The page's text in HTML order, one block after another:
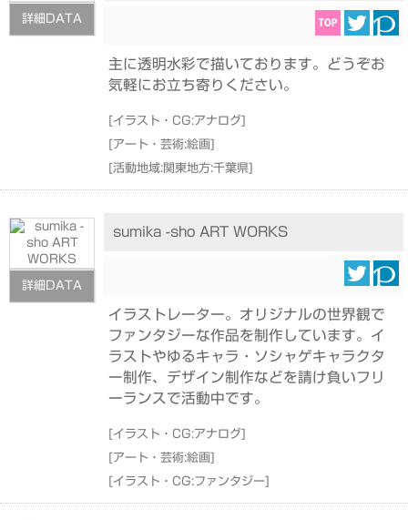
詳細DATA
主に透明水彩で描いております。どうぞお
気軽にお立ち寄りください。
[イラスト・CG:アナログ]
[アート・芸術:絵画]
[活動地域:関東地方:千葉県]
詳細DATA
sumika -sho ART WORKS
イラストレーター。オリジナルの世界観で
ファンタジーな作品を制作しています。イ
ラストやゆるキャラ・ソシャゲキャラクタ
ー制作、デザイン制作などを請け負いフリ
ーランスで活動中です。
[イラスト・CG:アナログ]
[アート・芸術:絵画]
[イラスト・CG:ファンタジー]